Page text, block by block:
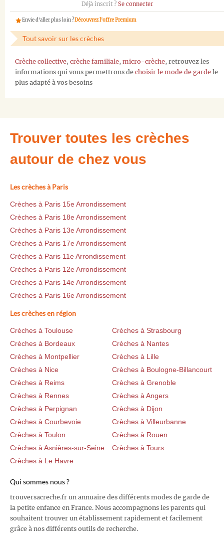
Déjà inscrit ? Se connecter
Envie d'aller plus loin ?Découvrez l'offre Premium
Tout savoir sur les crèches
Crèche collective, crèche familiale, micro-crèche, retrouvez les
informations qui vous permettrons de choisir le mode de garde le
plus adapté à vos besoins
Trouver toutes les crèches
autour de chez vous
Les crèches à Paris
Crèches à Paris 15e Arrondissement
Crèches à Paris 18e Arrondissement
Crèches à Paris 13e Arrondissement
Crèches à Paris 17e Arrondissement
Crèches à Paris 11e Arrondissement
Crèches à Paris 12e Arrondissement
Crèches à Paris 14e Arrondissement
Crèches à Paris 16e Arrondissement
Les crèches en région
Crèches à Toulouse
Crèches à Strasbourg
Crèches à Bordeaux
Crèches à Nantes
Crèches à Montpellier
Crèches à Lille
Crèches à Nice
Crèches à Boulogne-Billancourt
Crèches à Reims
Crèches à Grenoble
Crèches à Rennes
Crèches à Angers
Crèches à Perpignan
Crèches à Dijon
Crèches à Courbevoie
Crèches à Villeurbanne
Crèches à Toulon
Crèches à Rouen
Crèches à Asnières-sur-Seine
Crèches à Tours
Crèches à Le Havre
Qui sommes nous ?
trouversacreche.fr un annuaire des différents modes de garde de
la petite enfance en France. Nous accompagnons les parents qui
souhaitent trouver un établissement rapidement et facilement
grâce à nos différents outils de recherche.